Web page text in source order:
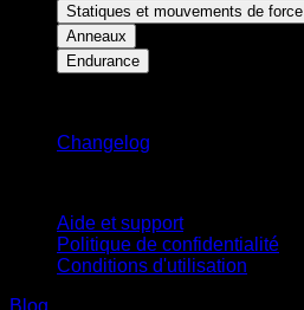
Statiques et mouvements de force
Anneaux
Endurance
Changelog
Aide et support
Politique de confidentialité
Conditions d'utilisation
Blog